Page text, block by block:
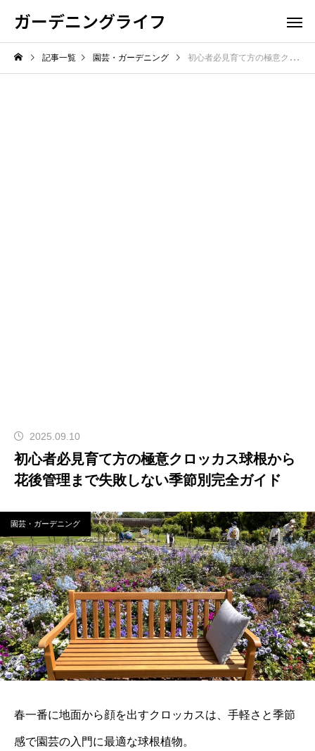
ガーデニングライフ
記事一覧 園芸・ガーデニング 初心者必見育て方の極意クロッカス球根から花後管理まで失敗しない季節別完全ガイド
2025.09.10
初心者必見育て方の極意クロッカス球根から
花後管理まで失敗しない季節別完全ガイド
園芸・ガーデニング
春一番に地面から顔を出すクロッカスは、手軽さと季節
感で園芸の入門に最適な球根植物。